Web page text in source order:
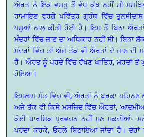
ਔਰਤ ਨੂੰ ਇੱਕ ਵਸਤੂ ਤੋਂ ਵੱਧ ਕੁੱਝ ਨਹੀਂ ਸੀ
ਰਾਮਾਇਣ ਵਰਗੇ ਪਵਿੱਤਰ ਗ੍ਰੰਥ ਵਿੱਚ
ਪਸ਼ੂਆਂ ਨਾਲ ਕੀਤੀ ਹੋਈ ਹੈ। ਇਸ ਤੋਂ ਬਿਨਾ
ਮੰਦਰਾਂ ਵਿੱਚ ਜਾਣ ਦਾ ਅਧਿਕਾਰ ਨਹੀਂ ਸੀ। ਬਿਨਾ
ਮੰਦਰਾਂ ਵਿੱਚ ਤਾਂ ਅੱਜ ਤੱਕ ਵੀ ਔਰਤਾਂ ਦੇ ਜਾਣ ਦੀ
ਹੈ। ਔਰਤ ਨੂੰ ਪਰਦੇ ਵਿੱਚ ਰੱਖਣ ਖਾਤਿਰ, ਮਰਦਾਂ ਤੋਂ
ਹੋਇਆ।
ਇਸਲਾਮ ਮੱਤ ਵਿੱਚ ਵੀ, ਔਰਤਾਂ ਨੂੰ ਬੁਰਕਾ ਪਹਿਨਣ
ਅਜੇ ਤੱਕ ਵੀ ਕਿਸੇ ਮਸਜਿਦ ਵਿੱਚ ਔਰਤਾਂ,
ਕੋਈ ਧਾਰਮਿਕ ਪ੍ਰਵਚਨ ਨਹੀਂ ਸੁਣ ਸਕਦੀਆਂ-
ਪਰਦਾ ਕਰਕੇ, ਓਹਲੇ ਬਿਠਾਇਆ ਜਾਂਦਾ ਹੈ।